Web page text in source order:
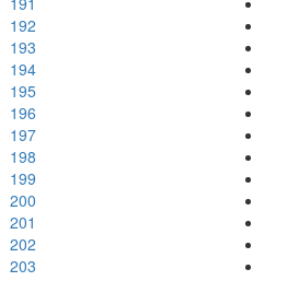
192
193
194
195
196
197
198
199
200
201
202
203